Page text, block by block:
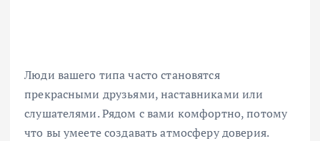
Люди вашего типа часто становятся
прекрасными друзьями, наставниками или
слушателями. Рядом с вами комфортно, потому
что вы умеете создавать атмосферу доверия.